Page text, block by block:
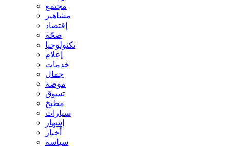
مجتمع
مشاهير
إقتصاد
صحّة
تكنولوجيا
إعلام
خدمات
جمال
موضة
تسوق
مطبخ
سيارات
إشهار
أخبار
سياسة